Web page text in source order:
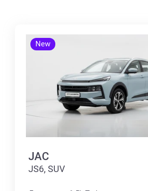
New
JAC
JS6, SUV